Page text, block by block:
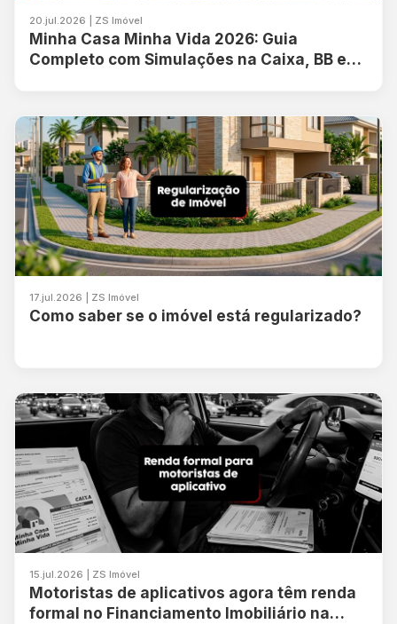
20.jul.2026 | ZS Imóvel
Minha Casa Minha Vida 2026: Guia
Completo com Simulações na Caixa, BB e
17.jul.2026 | ZS Imóvel
Como saber se o imóvel está regularizado?
15.jul.2026 | ZS Imóvel
Motoristas de aplicativos agora têm renda
formal no Financiamento Imobiliário na